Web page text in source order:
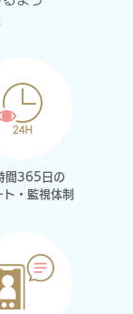
間365日の
ト・監視体制